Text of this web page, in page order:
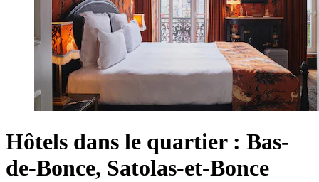
Hôtels dans le quartier : Bas-
de-Bonce, Satolas-et-Bonce